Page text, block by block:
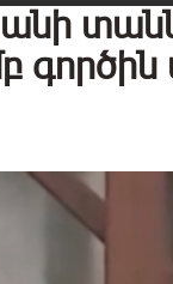
տանն
գործին